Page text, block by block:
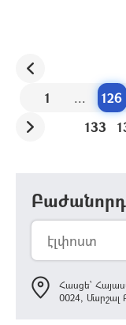
1 ... 126
133
Հասցե՝
0024,